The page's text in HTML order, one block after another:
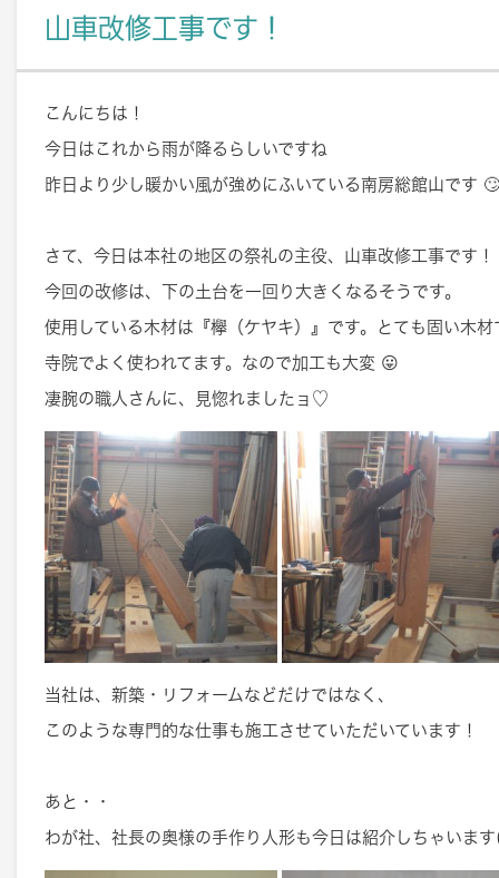
山車改修工事です！
こんにちは！
今日はこれから雨が降るらしいですね
昨日より少し暖かい風が強めにふいている南房総館山です 🙄
さて、今日は本社の地区の祭礼の主役、山車改修工事です！
今回の改修は、下の土台を一回り大きくなるそうです。
使用している木材は『欅（ケヤキ）』です。とても固い木材
寺院でよく使われてます。なので加工も大変 😛
凄腕の職人さんに、見惚れましたョ♡
当社は、新築・リフォームなどだけではなく、
このような専門的な仕事も施工させていただいています！
あと・・
わが社、社長の奥様の手作り人形も今日は紹介しちゃいま